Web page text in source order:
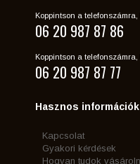
Koppintson a
06 20 987 87 86
Koppintson a
06 20 987 87 77
Hasznos információk
Kapcsolat
Gyakori kérdések
Hogyan tudok